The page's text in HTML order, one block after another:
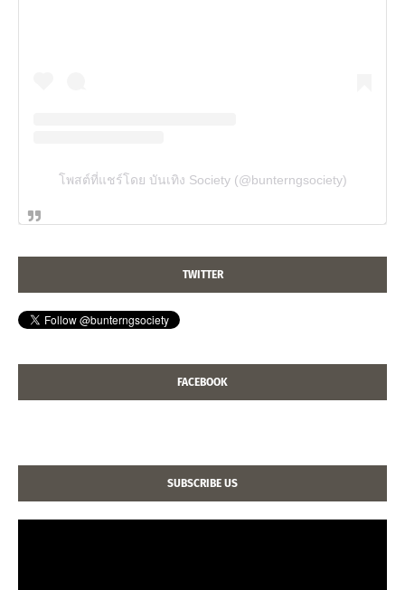
โพสต์ที่แชร์โดย บันเทิง Society (@bunterngsociety)
TWITTER
FACEBOOK
SUBSCRIBE US